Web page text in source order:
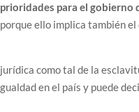
para el gobierno
ello implica también el
como tal de la
en el país y puede